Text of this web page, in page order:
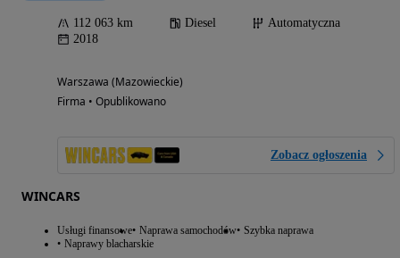
112 063 km Diesel
Automatyczna
2018
Warszawa (Mazowieckie)
Firma • Opublikowano
Zobacz ogłoszenia
WINCARS
Usługi finansowe Naprawa samochodów Szybka naprawa
Naprawy blacharskie